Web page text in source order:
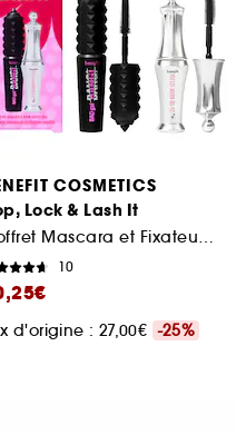
COSMETICS
Lock & Lash It
10
d'origine : 27,00€ -25%